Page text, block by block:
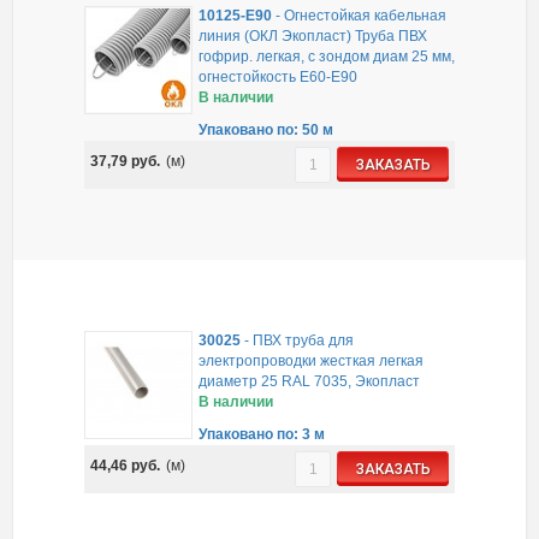
10125-E90- Огнестойкая кабельная
линия (ОКЛ Экопласт) Труба ПВХ
гофрир. легкая, с зондом диам 25 мм,
огнестойкость E60-E90
В наличии
Упаковано по: 50 м
37,79 руб. (м) ЗАКАЗАТЬ
30025- ПВХ труба для
электропроводки жесткая легкая
диаметр 25 RAL 7035, Экопласт
В наличии
Упаковано по: 3 м
44,46 руб. (м) ЗАКАЗАТЬ